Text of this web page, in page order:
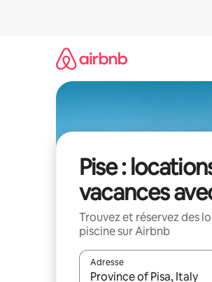
Pise :
vacances
Trouvez et réservez des
piscine sur Airbnb
Adresse
Lorsque les résultats